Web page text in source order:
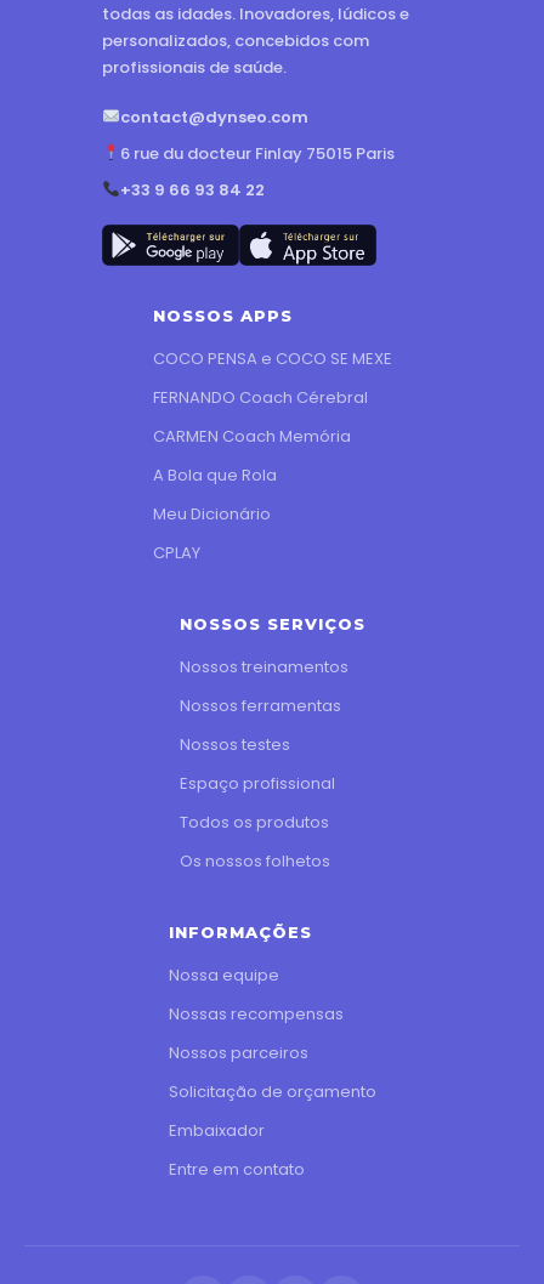
todas as idades. Inovadores, lúdicos e
personalizados, concebidos com
profissionais de saúde.
contact@dynseo.com
6 rue du docteur Finlay 75015 Paris
+33 9 66 93 84 22
NOSSOS APPS
COCO PENSA e COCO SE MEXE
FERNANDO Coach Cérebral
CARMEN Coach Memória
A Bola que Rola
Meu Dicionário
CPLAY
NOSSOS SERVIÇOS
Nossos treinamentos
Nossos ferramentas
Nossos testes
Espaço profissional
Todos os produtos
Os nossos folhetos
INFORMAÇÕES
Nossa equipe
Nossas recompensas
Nossos parceiros
Solicitação de orçamento
Embaixador
Entre em contato